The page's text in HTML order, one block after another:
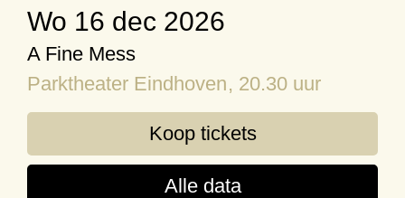
wo 16 dec 2026
A Fine Mess
Parktheater Eindhoven, 20.30 uur
Koop tickets
Alle data